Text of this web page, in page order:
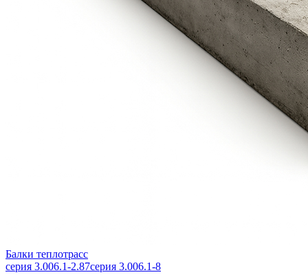
Балки теплотрасс
серия 3.006.1-2.87серия 3.006.1-8